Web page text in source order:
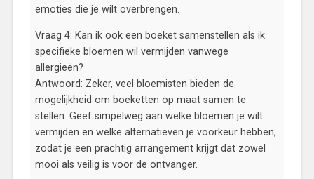
emoties die je wilt overbrengen.
Vraag 4: Kan ik ook een boeket samenstellen als ik
specifieke bloemen wil vermijden vanwege
allergieën?
Antwoord: Zeker, veel bloemisten bieden de
mogelijkheid om boeketten op maat samen te
stellen. Geef simpelweg aan welke bloemen je wilt
vermijden en welke alternatieven je voorkeur hebben,
zodat je een prachtig arrangement krijgt dat zowel
mooi als veilig is voor de ontvanger.